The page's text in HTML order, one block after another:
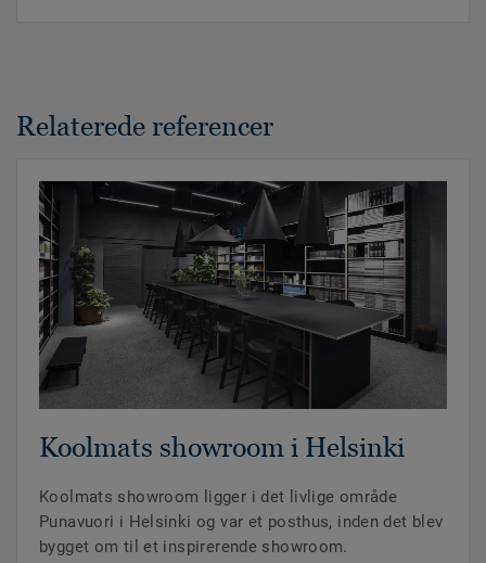
Relaterede referencer
Koolmats showroom i Helsinki
Koolmats showroom ligger i det livlige område
Punavuori i Helsinki og var et posthus, inden det blev
bygget om til et inspirerende showroom.